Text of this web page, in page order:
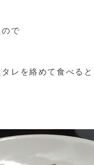
で
レを絡めて食べると